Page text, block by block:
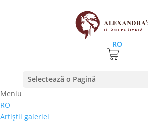
RO
Selectează o Pagină
Meniu
RO
Artiştii galeriei
Prima pagină⚊Magazin
Anna Kozelteska –